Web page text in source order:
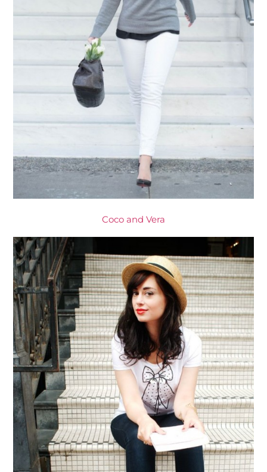
Coco and Vera